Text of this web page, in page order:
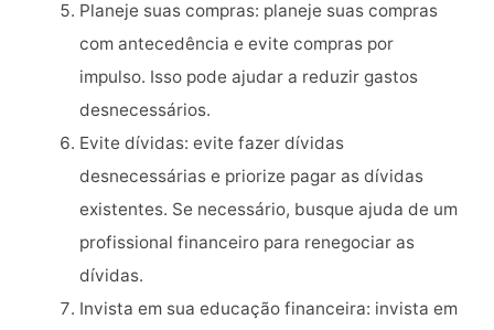
Planeje suas compras: planeje suas compras
com antecedência e evite compras por
impulso. Isso pode ajudar a reduzir gastos
desnecessários.
Evite dívidas: evite fazer dívidas
desnecessárias e priorize pagar as dívidas
existentes. Se necessário, busque ajuda de um
profissional financeiro para renegociar as
dívidas.
Invista em sua educação financeira: invista em